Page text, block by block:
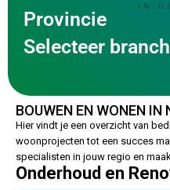
Provincie
Selecteer
BOUWEN EN WONEN IN
Hier vindt je een overzicht van
woonprojecten tot een succes
specialisten in jouw regio en
Onderhoud en